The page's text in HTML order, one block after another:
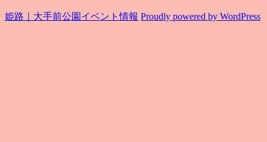
姫路｜大手前公園イベント情報 Proudly powered by WordPress